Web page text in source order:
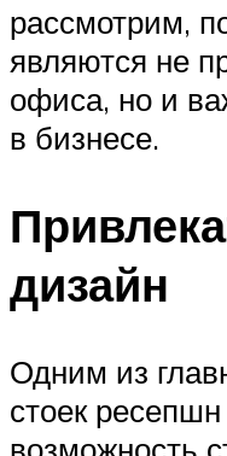
рассмотрим,
являются не
офиса, но и
в бизнесе.
дизайн
Одним из
стоек